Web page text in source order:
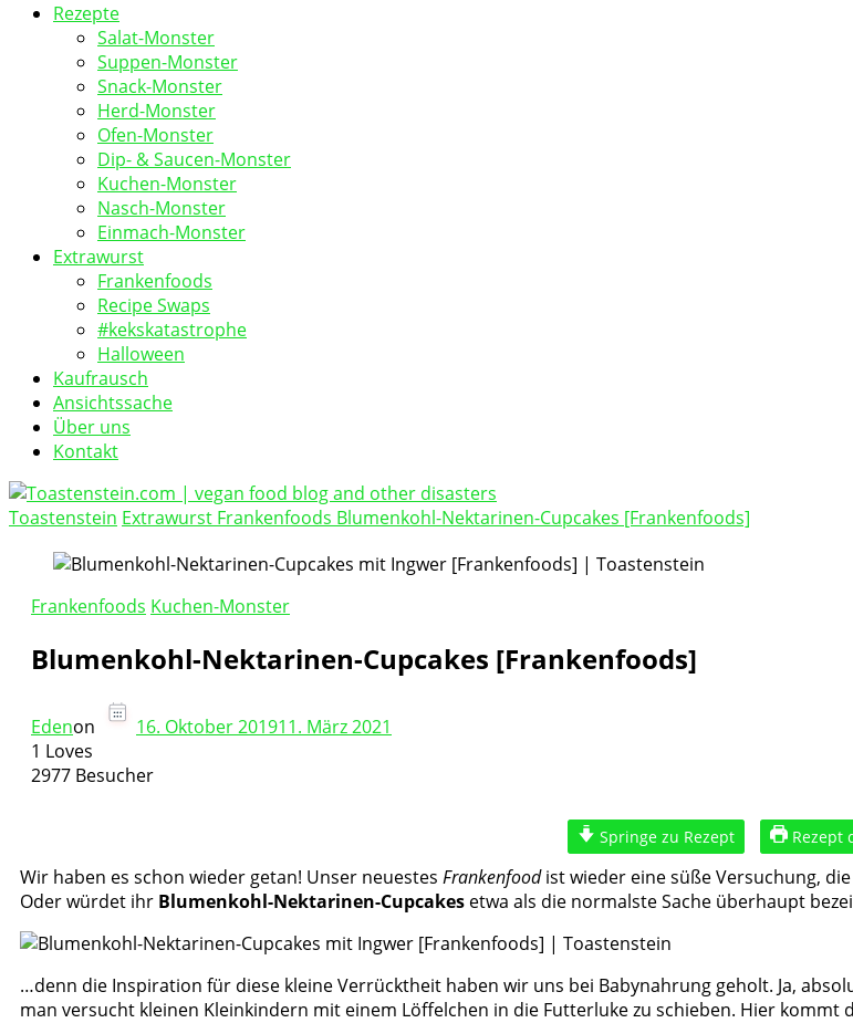
Rezepte
Salat-Monster
Suppen-Monster
Snack-Monster
Herd-Monster
Ofen-Monster
Dip- & Saucen-Monster
Kuchen-Monster
Nasch-Monster
Einmach-Monster
Extrawurst
Frankenfoods
Recipe Swaps
#kekskatastrophe
Halloween
Kaufrausch
Ansichtssache
Über uns
Kontakt
Toastenstein.com
Toastenstein Extrawurst Frankenfoods Blumenkohl-Nektarinen-Cupcakes [Frankenfoods]
Frankenfoods Kuchen-Monster
Blumenkohl-Nektarinen-Cupcakes [Frankenfoods]
Edenon 16. Oktober 201911. März 2021
1 Loves
2977 Besucher
Springe zu Rezept Rezept
Wir haben es schon wieder getan! Unser neuestes Frankenfoodist wieder eine süße Versuchung,
Oder würdet ihr Blumenkohl-Nektarinen-Cupcakes etwa als die normalste Sache überhaupt
…denn die Inspiration für diese kleine Verrücktheit haben wir uns bei Babynahrung geholt. Ja,
man versucht kleinen Kleinkindern mit einem Löffelchen in die Futterluke zu schieben. Hier kommt